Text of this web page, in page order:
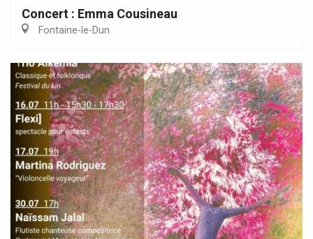
Concert : Emma Cousineau
Fontaine-le-Dun